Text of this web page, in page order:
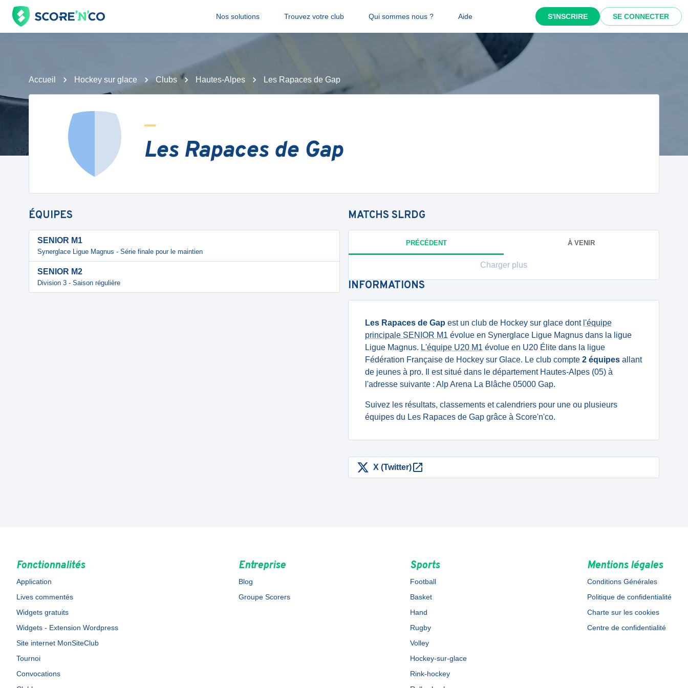
Nos solutions Trouvez votre club Qui sommes nous ? Aide S'INSCRIRE SE CONNECTER
Accueil Hockey sur glace Clubs Hautes-Alpes Les Rapaces de Gap
Les Rapaces de Gap
ÉQUIPES
SENIOR M1
Synerglace Ligue Magnus - Série finale pour le maintien
SENIOR M2
Division 3 - Saison régulière
MATCHS SLRDG
PRÉCÉDENT À VENIR
Charger plus
INFORMATIONS
Les Rapaces de Gap est un club de Hockey sur glace dont l'équipe
principale SENIOR M1 évolue en Synerglace Ligue Magnus dans la ligue
Ligue Magnus. L'équipe U20 M1 évolue en U20 Élite dans la ligue
Fédération Française de Hockey sur Glace. Le club compte 2 équipes allant
de jeunes à pro. Il est situé dans le département Hautes-Alpes (05) à
l'adresse suivante : Alp Arena La Blâche 05000 Gap.
Suivez les résultats, classements et calendriers pour une ou plusieurs
équipes du Les Rapaces de Gap grâce à Score'n'co.
X (Twitter)
Fonctionnalités
Application
Lives commentés
Widgets gratuits
Widgets - Extension Wordpress
Site internet MonSiteClub
Tournoi
Convocations
Entreprise
Blog
Groupe Scorers
Sports
Football
Basket
Hand
Rugby
Volley
Hockey-sur-glace
Rink-hockey
Mentions légales
Conditions Générales
Politique de confidentialité
Charte sur les cookies
Centre de confidentialité